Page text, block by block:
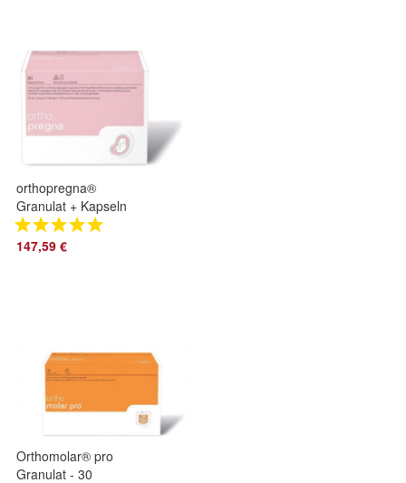
orthopregna®
Granulat + Kapseln
- 90 Tagesportionen
147,59 €
Orthomolar® pro
Granulat - 30